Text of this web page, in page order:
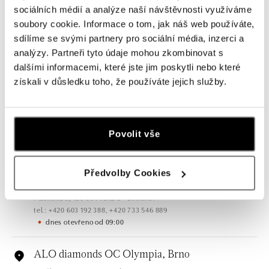
sociálních médií a analýze naší návštěvnosti využíváme
soubory cookie. Informace o tom, jak náš web používáte,
sdílíme se svými partnery pro sociální média, inzerci a
analýzy. Partneři tyto údaje mohou zkombinovat s
dalšími informacemi, které jste jim poskytli nebo které
získali v důsledku toho, že používáte jejich služby.
Povolit vše
Předvolby Cookies
Všechny Česko Slovensko
Ostrava
tel.: +420 603 166 013, +420 603 565 187
dnes otevřeno od 09:00
ALO diamonds OC Nový Smíchov, Praha 5
Plzeňská 8, 150 00 Praha 5 - Smíchov
tel.: +420 603 192 388, +420 733 546 889
dnes otevřeno od 09:00
ALO diamonds OC Olympia, Brno